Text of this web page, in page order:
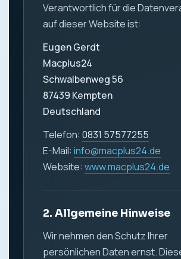
Verantwortlich für die
auf dieser Website ist:
Eugen Gerdt
Macplus24
Schwalbenweg 56
87439 Kempten
Deutschland
Telefon: 0831 57577255
E-Mail: info@macplus24.de
Website: www.macplus24.de
2. Allgemeine Hinweise
Wir nehmen den Schutz Ihrer
persönlichen Daten ernst.